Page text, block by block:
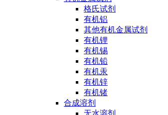
格氏试剂
有机铝
其他有机金属试剂
有机锂
有机锡
有机铅
有机汞
有机锌
有机锗
合成溶剂
无水溶剂